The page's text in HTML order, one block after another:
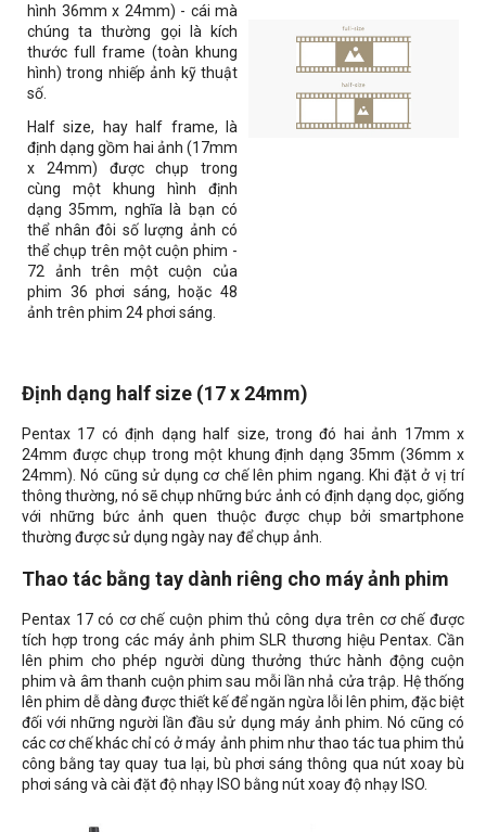
hình 36mm x 24mm) - cái mà
chúng ta thường gọi là kích
thước full frame (toàn khung
hình) trong nhiếp ảnh kỹ thuật
số.
Half size, hay half frame, là
định dạng gồm hai ảnh (17mm
x 24mm) được chụp trong
cùng một khung hình định
dạng 35mm, nghĩa là bạn có
thể nhân đôi số lượng ảnh có
thể chụp trên một cuộn phim -
72 ảnh trên một cuộn của
phim 36 phơi sáng, hoặc 48
ảnh trên phim 24 phơi sáng.
Định dạng half size (17 x 24mm)
Pentax 17 có định dạng half size, trong đó hai ảnh 17mm x
24mm được chụp trong một khung định dạng 35mm (36mm x
24mm). Nó cũng sử dụng cơ chế lên phim ngang. Khi đặt ở vị trí
thông thường, nó sẽ chụp những bức ảnh có định dạng dọc, giống
với những bức ảnh quen thuộc được chụp bởi smartphone
thường được sử dụng ngày nay để chụp ảnh.
Thao tác bằng tay dành riêng cho máy ảnh phim
Pentax 17 có cơ chế cuộn phim thủ công dựa trên cơ chế được
tích hợp trong các máy ảnh phim SLR thương hiệu Pentax. Cần
lên phim cho phép người dùng thưởng thức hành động cuộn
phim và âm thanh cuộn phim sau mỗi lần nhả cửa trập. Hệ thống
lên phim dễ dàng được thiết kế để ngăn ngừa lỗi lên phim, đặc biệt
đối với những người lần đầu sử dụng máy ảnh phim. Nó cũng có
các cơ chế khác chỉ có ở máy ảnh phim như thao tác tua phim thủ
công bằng tay quay tua lại, bù phơi sáng thông qua nút xoay bù
phơi sáng và cài đặt độ nhạy ISO bằng nút xoay độ nhạy ISO.